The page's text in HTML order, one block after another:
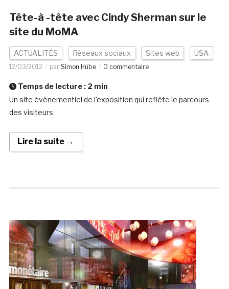
Tête-à -tête avec Cindy Sherman sur le
site du MoMA
ACTUALITÉS Réseaux sociaux Sites web USA
12/03/2012 par Simon Hübe 0 commentaire
Temps de lecture : 2 min
Un site événementiel de l’exposition qui reflète le parcours
des visiteurs
Lire la suite →